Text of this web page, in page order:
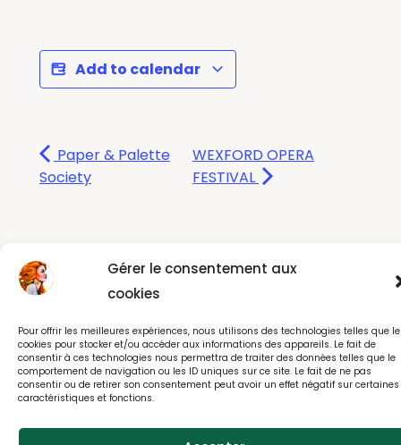
Gérer le consentement aux
cookies
Pour offrir les meilleures expériences, nous utilisons des technologies telles que
cookies pour stocker et/ou accéder aux informations des appareils. Le fait de
consentir à ces technologies nous permettra de traiter des données telles que le
comportement de navigation ou les ID uniques sur ce site. Le fait de ne pas
consentir ou de retirer son consentement peut avoir un effet négatif sur certaines
caractéristiques et fonctions.
Add to calendar
Paper & Palette
Society
WEXFORD OPERA
FESTIVAL
Log in Member User Guide
Member Tutorial
FAQs
Contact Privacy Cookies Notice